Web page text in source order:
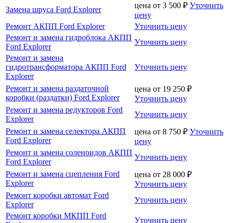
Замена шруса Ford Explorer
цена от 3 500 ₽ Уточнить
цену
Ремонт АКПП Ford Explorer
Уточнить цену
Ремонт и замена гидроблока АКПП
Ford Explorer
Уточнить цену
Ремонт и замена
гидротрансформатора АКПП Ford
Explorer
Уточнить цену
Ремонт и замена раздаточной
коробки (раздатки) Ford Explorer
цена от 19 250 ₽
Уточнить цену
Ремонт и замена редукторов Ford
Explorer
Уточнить цену
Ремонт и замена селектора АКПП
Ford Explorer
цена от 8 750 ₽ Уточнить
цену
Ремонт и замена соленоидов АКПП
Ford Explorer
Уточнить цену
Ремонт и замена сцепления Ford
Explorer
цена от 28 000 ₽
Уточнить цену
Ремонт коробки автомат Ford
Explorer
Уточнить цену
Ремонт коробки МКПП Ford
Уточнить цену